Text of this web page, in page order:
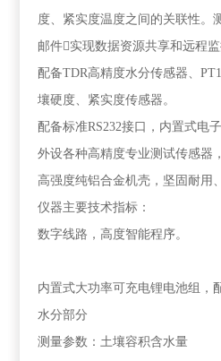
度、紧实度温度之间的关联性。
邮件实现数据资源共享和远程监
配备TDR高精度水分传感器、
壤硬度、紧实度传感器。
配备标准RS232接口，内置式电
外设各种高精度专业测试传感器
高强度纯铝合金机壳，坚固耐用
仪器主要技术指标：
数字线路，高度智能程序。
内置式大功率可充电锂电池组，
水分部分
测量参数：土壤容积含水量